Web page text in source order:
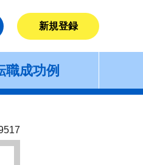
新規登録
職成功例